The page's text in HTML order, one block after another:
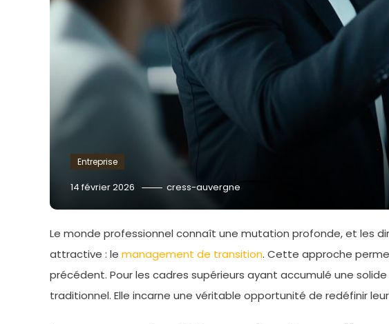
Entreprise
14 février 2026 cress-auvergne
Le monde professionnel connaît une mutation profonde, et les
attractive : le management de transition. Cette approche
précédent. Pour les cadres supérieurs ayant accumulé une
traditionnel. Elle incarne une véritable opportunité de redéfinir